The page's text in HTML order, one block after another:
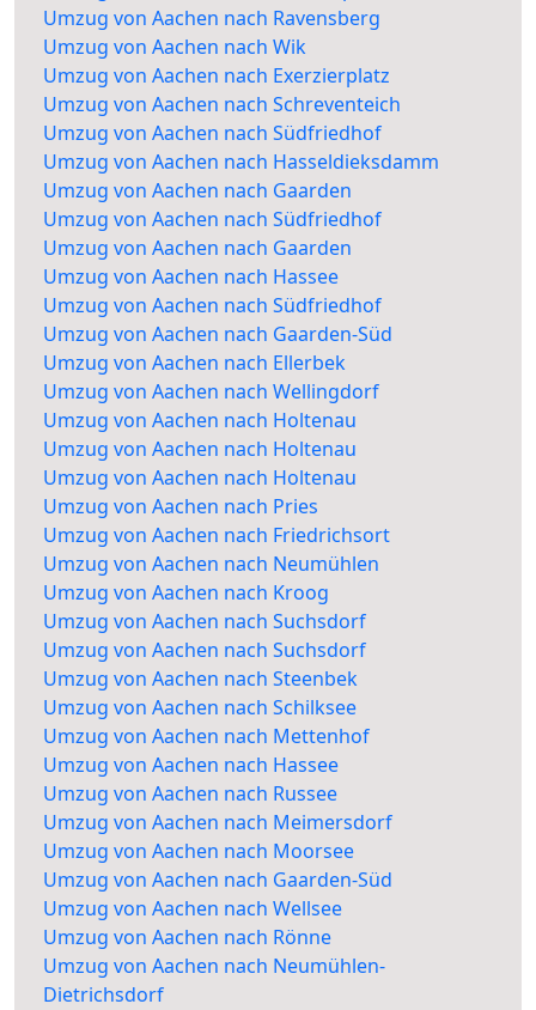
Umzug von Aachen nach Ravensberg
Umzug von Aachen nach Wik
Umzug von Aachen nach Exerzierplatz
Umzug von Aachen nach Schreventeich
Umzug von Aachen nach Südfriedhof
Umzug von Aachen nach Hasseldieksdamm
Umzug von Aachen nach Gaarden
Umzug von Aachen nach Südfriedhof
Umzug von Aachen nach Gaarden
Umzug von Aachen nach Hassee
Umzug von Aachen nach Südfriedhof
Umzug von Aachen nach Gaarden-Süd
Umzug von Aachen nach Ellerbek
Umzug von Aachen nach Wellingdorf
Umzug von Aachen nach Holtenau
Umzug von Aachen nach Holtenau
Umzug von Aachen nach Holtenau
Umzug von Aachen nach Pries
Umzug von Aachen nach Friedrichsort
Umzug von Aachen nach Neumühlen
Umzug von Aachen nach Kroog
Umzug von Aachen nach Suchsdorf
Umzug von Aachen nach Suchsdorf
Umzug von Aachen nach Steenbek
Umzug von Aachen nach Schilksee
Umzug von Aachen nach Mettenhof
Umzug von Aachen nach Hassee
Umzug von Aachen nach Russee
Umzug von Aachen nach Meimersdorf
Umzug von Aachen nach Moorsee
Umzug von Aachen nach Gaarden-Süd
Umzug von Aachen nach Wellsee
Umzug von Aachen nach Rönne
Umzug von Aachen nach Neumühlen-
Dietrichsdorf